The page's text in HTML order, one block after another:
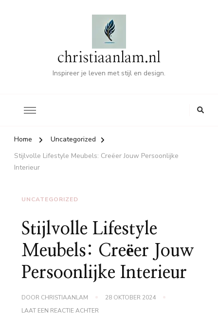
christiaanlam.nl
Inspireer je leven met stijl en design.
Home
Uncategorized
Stijlvolle Lifestyle Meubels: Creëer Jouw Persoonlijke
Interieur
UNCATEGORIZED
Stijlvolle Lifestyle
Meubels: Creëer Jouw
Persoonlijke Interieur
DOOR CHRISTIAANLAM
28 OKTOBER 2024
LAAT EEN REACTIE ACHTER